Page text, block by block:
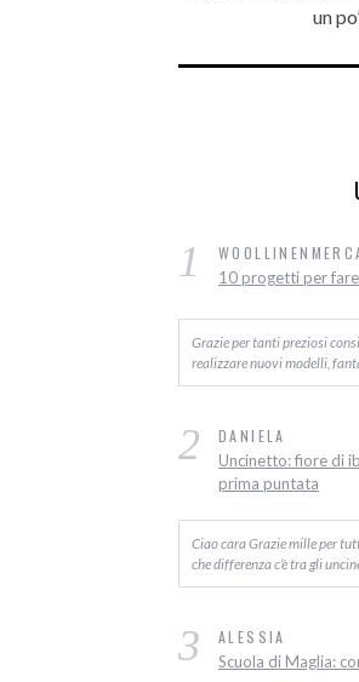
un
1 10 progetti per
Grazie per tanti preziosi
realizzare nuovi modelli,
2 DANIELA
Uncinetto: fiore di
prima puntata
Ciao cara Grazie mille per
che differenza c’è tra gli
3 ALESSIA
Scuola di Maglia: